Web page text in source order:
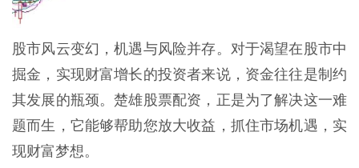
股市风云变幻，机遇与风险并存。对于渴望在股市中
掘金，实现财富增长的投资者来说，资金往往是制约
其发展的瓶颈。楚雄股票配资，正是为了解决这一难
题而生，它能够帮助您放大收益，抓住市场机遇，实
现财富梦想。